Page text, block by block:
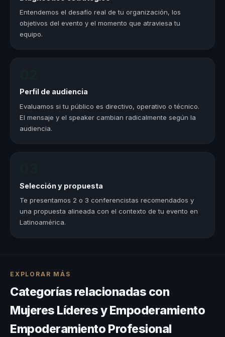
Entendemos el desafío real de tu organización, los
objetivos del evento y el momento que atraviesa tu
equipo.
Perfil de audiencia
Evaluamos si tu público es directivo, operativo o técnico.
El mensaje y el speaker cambian radicalmente según la
audiencia.
Selección y propuesta
Te presentamos 2 o 3 conferencistas recomendados y
una propuesta alineada con el contexto de tu evento en
Latinoamérica.
EXPLORAR MÁS
Categorías relacionadas con
Mujeres Líderes y Empoderamiento
Empoderamiento Profesional